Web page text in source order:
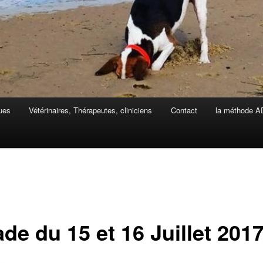
Vétérinaires, Thérapeutes, cliniciens Contact la méthode
du 15 et 16 Juillet 2017